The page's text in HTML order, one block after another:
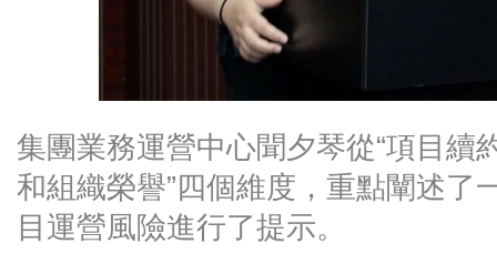
集團業務運營中心聞夕琴從“項目續
和組織榮譽”四個維度，重點闡述了
目運營風險進行了提示。